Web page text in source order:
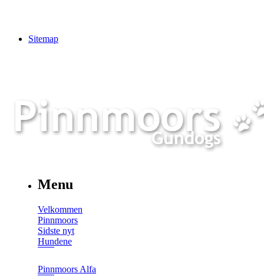
Sitemap
Menu
Velkommen
Pinnmoors
Sidste nyt
Hundene
Pinnmoors Alfa